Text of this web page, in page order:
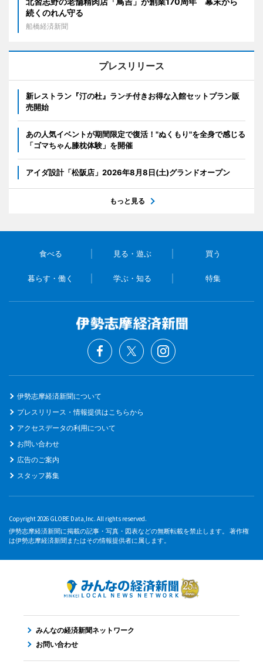
続くのれん守る
船橋経済新聞
プレスリリース
新レストラン『汀の杜』ランチ付きお得な入館セットプラン販
売開始
あの人気イベントが期間限定で復活！"ぬくもり"を全身で感じる
「ゴマちゃん膝枕体験」を開催
アイダ設計「松阪店」2026年8月8日(土)グランドオープン
もっと見る
食べる 見る・遊ぶ 買う
暮らす・働く 学ぶ・知る 特集
伊勢志摩経済新聞について
プレスリリース・情報提供はこちらから
アクセスデータの利用について
お問い合わせ
広告のご案内
スタッフ募集
Copyright 2026 GLOBE Data,Inc. All rights reserved.
伊勢志摩経済新聞に掲載の記事・写真・図表などの無断転載を禁止します。 著作権
は伊勢志摩経済新聞またはその情報提供者に属します。
みんなの経済新聞ネットワーク
お問い合わせ